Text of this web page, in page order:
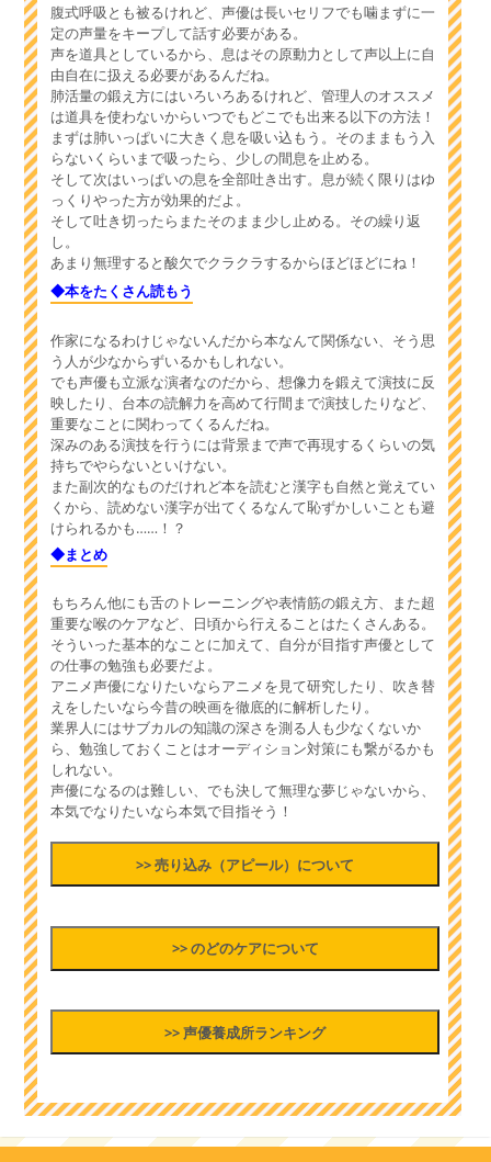
腹式呼吸とも被るけれど、声優は長いセリフでも噛まずに一
定の声量をキープして話す必要がある。
声を道具としているから、息はその原動力として声以上に自
由自在に扱える必要があるんだね。
肺活量の鍛え方にはいろいろあるけれど、管理人のオススメ
は道具を使わないからいつでもどこでも出来る以下の方法！
まずは肺いっぱいに大きく息を吸い込もう。そのままもう入
らないくらいまで吸ったら、少しの間息を止める。
そして次はいっぱいの息を全部吐き出す。息が続く限りはゆ
っくりやった方が効果的だよ。
そして吐き切ったらまたそのまま少し止める。その繰り返
し。
あまり無理すると酸欠でクラクラするからほどほどにね！
◆本をたくさん読もう
作家になるわけじゃないんだから本なんて関係ない、そう思
う人が少なからずいるかもしれない。
でも声優も立派な演者なのだから、想像力を鍛えて演技に反
映したり、台本の読解力を高めて行間まで演技したりなど、
重要なことに関わってくるんだね。
深みのある演技を行うには背景まで声で再現するくらいの気
持ちでやらないといけない。
また副次的なものだけれど本を読むと漢字も自然と覚えてい
くから、読めない漢字が出てくるなんて恥ずかしいことも避
けられるかも……！？
◆まとめ
もちろん他にも舌のトレーニングや表情筋の鍛え方、また超
重要な喉のケアなど、日頃から行えることはたくさんある。
そういった基本的なことに加えて、自分が目指す声優として
の仕事の勉強も必要だよ。
アニメ声優になりたいならアニメを見て研究したり、吹き替
えをしたいなら今昔の映画を徹底的に解析したり。
業界人にはサブカルの知識の深さを測る人も少なくないか
ら、勉強しておくことはオーディション対策にも繋がるかも
しれない。
声優になるのは難しい、でも決して無理な夢じゃないから、
本気でなりたいなら本気で目指そう！
>> 売り込み（アピール）について
>> のどのケアについて
>> 声優養成所ランキング